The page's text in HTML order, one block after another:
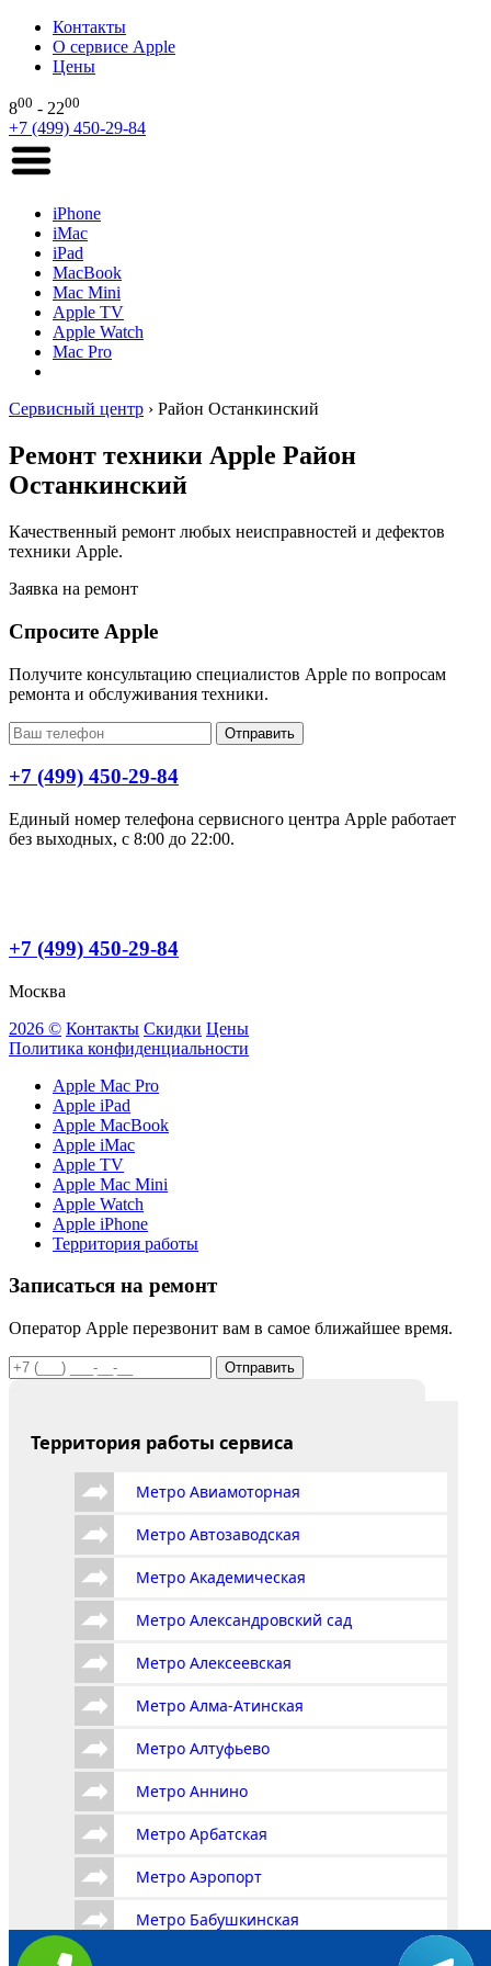
Контакты
О сервисе Apple
Цены
800 - 2200
+7 (499) 450-29-84
iPhone
iMac
iPad
MacBook
Mac Mini
Apple TV
Apple Watch
Mac Pro
Сервисный центр › Район Останкинский
Ремонт техники Apple Район
Останкинский
Качественный ремонт любых неисправностей и дефектов
техники Apple.
Заявка на ремонт
Спросите Apple
Получите консультацию специалистов Apple по вопросам
ремонта и обслуживания техники.
Отправить
+7 (499) 450-29-84
Единый номер телефона сервисного центра Apple работает
без выходных, с 8:00 до 22:00.
+7 (499) 450-29-84
Москва
2026 © Контакты Скидки Цены
Политика конфиденциальности
Apple Mac Pro
Apple iPad
Apple MacBook
Apple iMac
Apple TV
Apple Mac Mini
Apple Watch
Apple iPhone
Территория работы
Записаться на ремонт
Оператор Apple перезвонит вам в самое ближайшее время.
Отправить
Территория работы сервиса
Метро Авиамоторная
Метро Автозаводская
Метро Академическая
Метро Александровский сад
Метро Алексеевская
Метро Алма-Атинская
Метро Алтуфьево
Метро Аннино
Метро Арбатская
Метро Аэропорт
Метро Бабушкинская